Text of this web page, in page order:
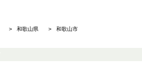
和歌山県 和歌山市